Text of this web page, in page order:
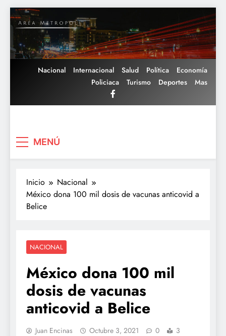
Saltar
al
contenido
Nacional Internacional Salud Política
Economía
Policiaca
Turismo Deportes Mas
MENÚ
Inicio
Nacional
México dona 100 mil dosis de vacunas anticovid a
Belice
NACIONAL
México dona 100 mil
dosis de vacunas
anticovid a Belice
Juan Encinas Octubre 3, 2021 0
3